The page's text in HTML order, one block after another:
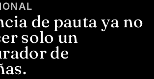
de pauta ya no
solo un
de